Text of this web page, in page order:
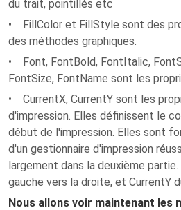
du trait, pointillés etc
• FillColor et FillStyle sont des
des méthodes graphiques.
• Font, FontBold, FontItalic,
FontSize, FontName sont les
• CurrentX, CurrentY sont les
d'impression. Elles définissent le
début de l'impression. Elles sont
d'un gestionnaire d'impression
largement dans la deuxième
gauche vers la droite, et CurrentY
Nous allons voir maintenant les